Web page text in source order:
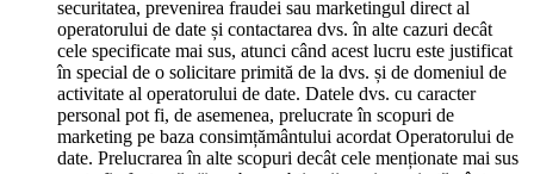
securitatea, prevenirea fraudei sau marketingul direct al
operatorului de date și contactarea dvs. în alte cazuri decât
cele specificate mai sus, atunci când acest lucru este justificat
în special de o solicitare primită de la dvs. și de domeniul de
activitate al operatorului de date. Datele dvs. cu caracter
personal pot fi, de asemenea, prelucrate în scopuri de
marketing pe baza consimțământului acordat Operatorului de
date. Prelucrarea în alte scopuri decât cele menționate mai sus